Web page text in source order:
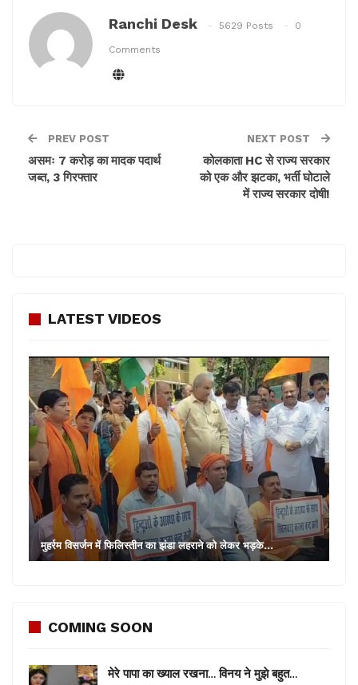
साथ ही यह त्रिकोणिय संघर्ष भी बना रहा और भाजपा विरोधी के
वोट आपस में बंट गये। इसके अजीत के कई कारण थे।
Ranchi Desk 5629 Posts 0
Comments
PREV POST
असमः 7 करोड़ का मादक पदार्थ
जब्त, 3 गिरफ्तार
NEXT POST
कोलकाता HC से राज्य सरकार
को एक और झटका, भर्ती घोटाले
में राज्य सरकार दोषी!
LATEST VIDEOS
मुहर्रम विसर्जन में फिलिस्तीन का झंडा लहराने को लेकर भड़के…
COMING SOON
मेरे पापा का ख्याल रखना… विनय ने मुझे बहुत…